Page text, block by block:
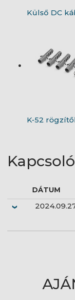
Külső DC
K-52
DÁTUM